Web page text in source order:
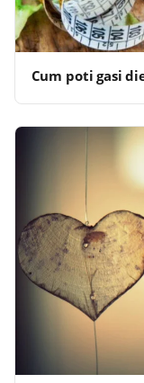
Cum poti gasi